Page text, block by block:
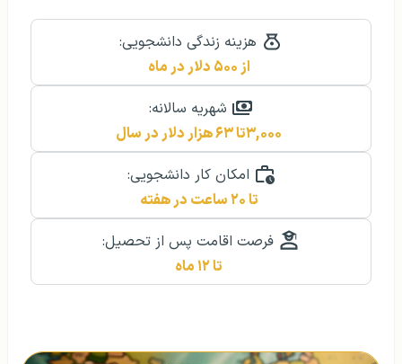
هزینه زندگی دانشجویی:
از ۵۰۰ دلار در ماه
شهریه سالانه:
۳,۰۰۰تا ۶۳ هزار دلار در سال
امکان کار دانشجویی:
تا ۲۰ ساعت در هفته
فرصت اقامت پس از تحصیل:
تا ۱۲ ماه